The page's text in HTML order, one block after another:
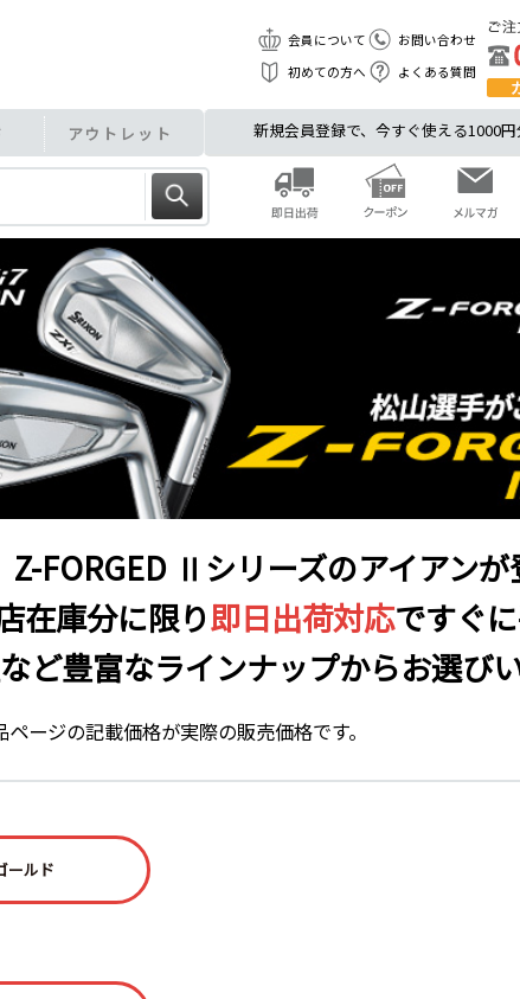
会員について
お問い合わせ
初めての方へ
よくある質問
アウトレット 新規会員登録で、今すぐ使える1000円
FORGED Ⅱシリーズのアイアンが
在庫分に限り即日出荷対応ですぐ
ど豊富なラインナップからお選び
ージの記載価格が実際の販売価格です。
ールド